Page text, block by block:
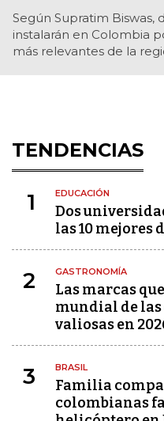
Según Supratim Biswas,
instalarán en Colombia
más relevantes de la
TENDENCIAS
1 EDUCACIÓN
Dos
las 10 mejores
2 GASTRONOMÍA
Las marcas
mundial de las
valiosas en
3 BRASIL
Familia
colombianas